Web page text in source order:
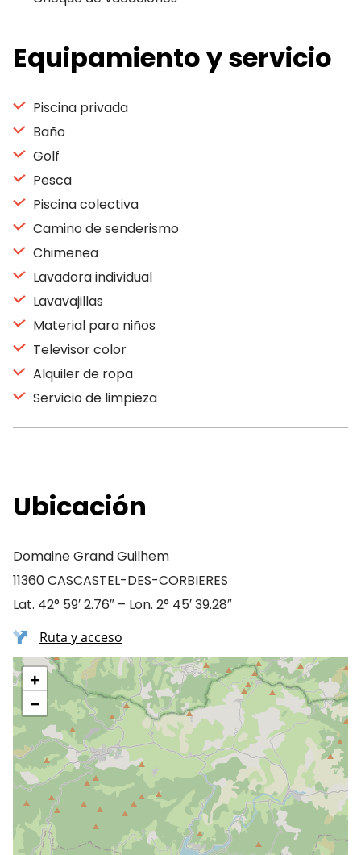
Equipamiento y servicio
Piscina privada
Baño
Golf
Pesca
Piscina colectiva
Camino de senderismo
Chimenea
Lavadora individual
Lavavajillas
Material para niños
Televisor color
Alquiler de ropa
Servicio de limpieza
Ubicación
Domaine Grand Guilhem
11360 CASCASTEL-DES-CORBIERES
Lat. 42° 59′ 2.76″ – Lon. 2° 45′ 39.28″
Ruta y acceso
+
−